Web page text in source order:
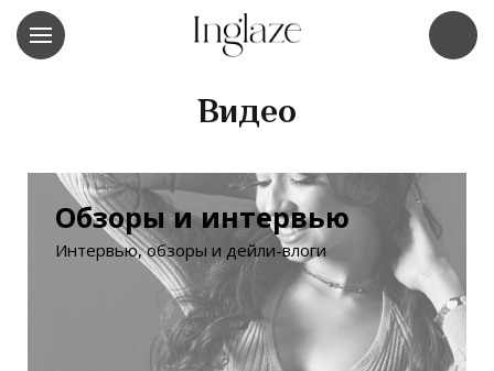
Видео
Обзоры и интервью
Интервью, обзоры и дейли-влоги